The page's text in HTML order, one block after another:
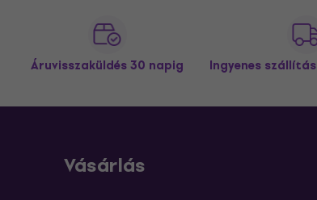
Áruvisszaküldés 30 napig Ingyenes szállítás
Vásárlás